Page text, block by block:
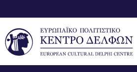
σε
περιεχόμενο